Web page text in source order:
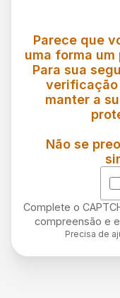
Parece que
uma forma
Para sua
verificação
manter a
Não se
Complete o
compreensão e
Precisa de